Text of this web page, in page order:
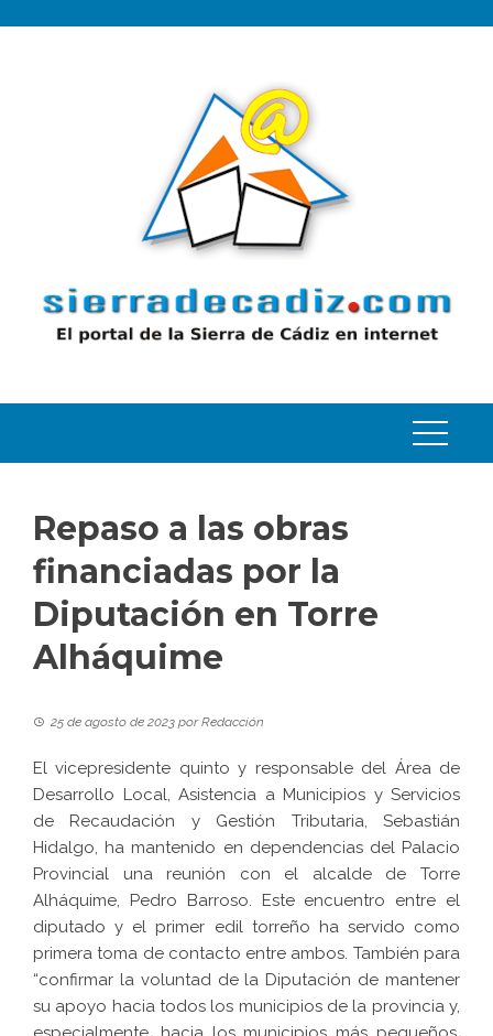
Repaso a las obras
financiadas por la
Diputación en Torre
Alháquime
25 de agosto de 2023 porRedacción
El vicepresidente quinto y responsable del Área de
Desarrollo Local, Asistencia a Municipios y Servicios
de Recaudación y Gestión Tributaria, Sebastián
Hidalgo, ha mantenido en dependencias del Palacio
Provincial una reunión con el alcalde de Torre
Alháquime, Pedro Barroso. Este encuentro entre el
diputado y el primer edil torreño ha servido como
primera toma de contacto entre ambos. También para
“confirmar la voluntad de la Diputación de mantener
su apoyo hacia todos los municipios de la provincia y,